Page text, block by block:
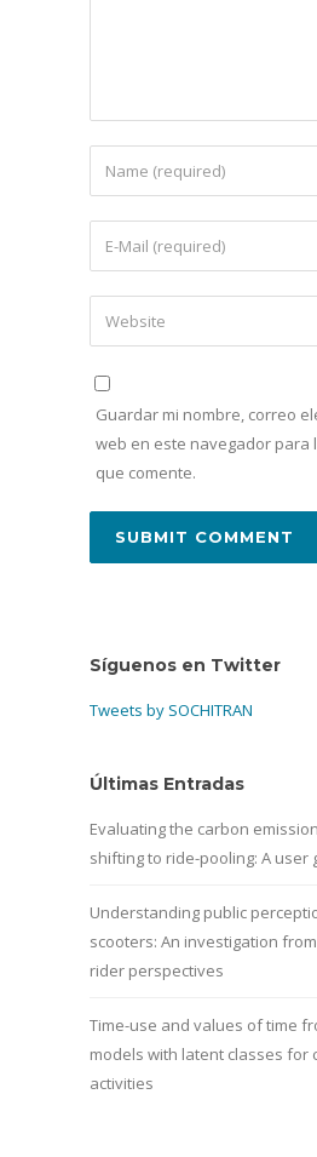
Guardar mi nombre, correo
web en este navegador para
que comente.
Síguenos en Twitter
Tweets by SOCHITRAN
Últimas Entradas
Evaluating the carbon
shifting to ride-pooling: A user
Understanding public
scooters: An investigation
rider perspectives
Time-use and values of time
models with latent classes for
activities